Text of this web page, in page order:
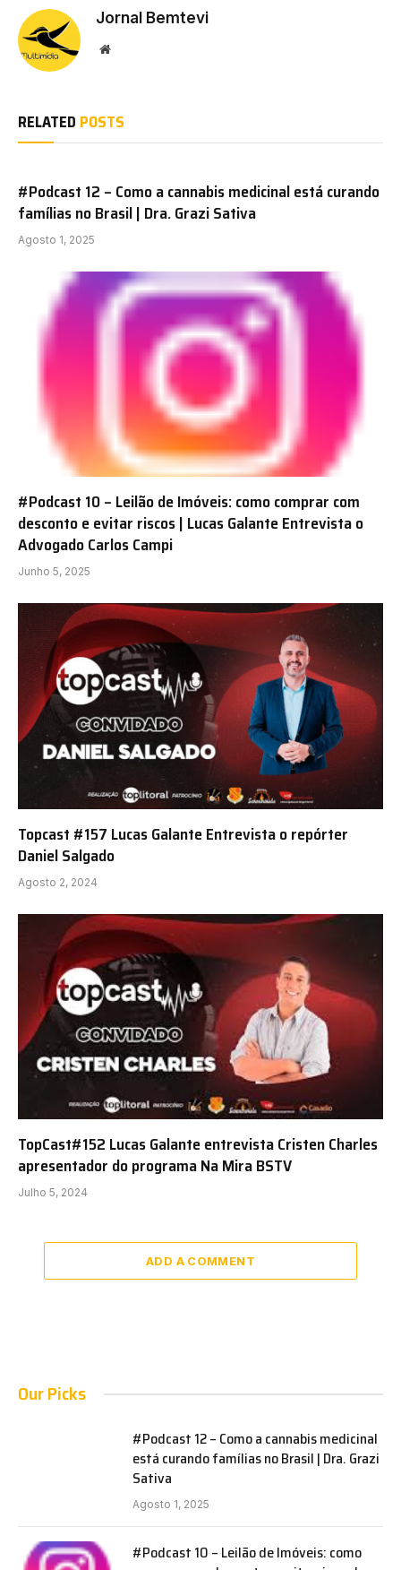
Jornal Bemtevi
Website
RELATED POSTS
#Podcast 12 – Como a cannabis medicinal está curando
famílias no Brasil | Dra. Grazi Sativa
Agosto 1, 2025
#Podcast 10 – Leilão de Imóveis: como comprar com
desconto e evitar riscos | Lucas Galante Entrevista o
Advogado Carlos Campi
Junho 5, 2025
Topcast #157 Lucas Galante Entrevista o repórter
Daniel Salgado
Agosto 2, 2024
TopCast#152 Lucas Galante entrevista Cristen Charles
apresentador do programa Na Mira BSTV
Julho 5, 2024
ADD A COMMENT
Our Picks
#Podcast 12 – Como a cannabis medicinal
está curando famílias no Brasil | Dra. Grazi
Sativa
Agosto 1, 2025
#Podcast 10 – Leilão de Imóveis: como